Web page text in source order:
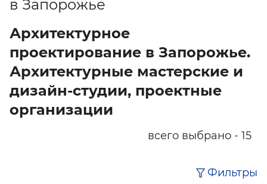
в Запорожье
Архитектурное
проектирование в Запорожье.
Архитектурные мастерские и
дизайн-студии, проектные
организации
всего выбрано - 15
Фильтры